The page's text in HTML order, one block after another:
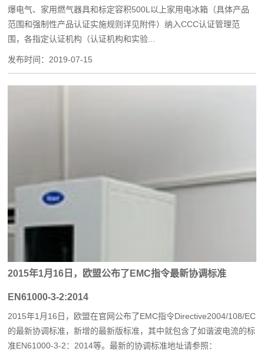
爆电气、家用燃气器具和标定容积500L以上家用电冰箱（具体产品
范围和强制性产品认证实施规则详见附件）纳入CCC认证管理范
围，各指定认证机构（认证机构和实验...
发布时间： 2019-07-15
2015年1月16日，欧盟公布了EMC指令最新协调标准
EN61000-3-2:2014
2015年1月16日，欧盟在官网公布了EMC指令Directive2004/108/EC
的最新协调标准，新增的最新版标准，其中就包含了如谐波电流的标
准EN61000-3-2：2014等。最新的协调标准地址请参照：